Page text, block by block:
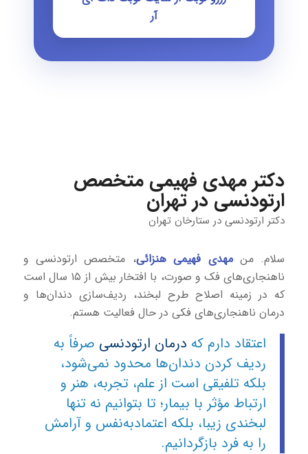
آر
دکتر مهدی فهیمی متخصص
ارتودنسی در تهران
دکتر ارتودنسی در ستارخان تهران
سلام. منمهدی فهیمی هنزائی، متخصص ارتودنسی و
ناهنجاری‌های فک و صورت، با افتخار بیش از ۱۵ سال است
که در زمینه اصلاح طرح لبخند، ردیف‌سازی دندان‌ها و
درمان ناهنجاری‌های فکی در حال فعالیت هستم.
اعتقاد دارم که درمان ارتودنسی صرفاً به
ردیف کردن دندان‌ها محدود نمی‌شود،
بلکه تلفیقی است از علم، تجربه، هنر و
ارتباط مؤثر با بیمار؛ تا بتوانیم نه تنها
لبخندی زیبا، بلکه اعتمادبه‌نفس و آرامش
را به فرد بازگردانیم.